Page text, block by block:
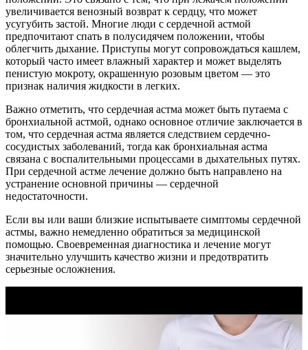
увеличивается венозный возврат к сердцу, что может
усугубить застой. Многие люди с сердечной астмой
предпочитают спать в полусидячем положении, чтобы
облегчить дыхание. Приступы могут сопровождаться кашлем,
который часто имеет влажный характер и может выделять
пенистую мокроту, окрашенную розовым цветом — это
признак наличия жидкости в легких.
Важно отметить, что сердечная астма может быть путаема с
бронхиальной астмой, однако основное отличие заключается в
том, что сердечная астма является следствием сердечно-
сосудистых заболеваний, тогда как бронхиальная астма
связана с воспалительными процессами в дыхательных путях.
При сердечной астме лечение должно быть направлено на
устранение основной причины — сердечной
недостаточности.
Если вы или ваши близкие испытываете симптомы сердечной
астмы, важно немедленно обратиться за медицинской
помощью. Своевременная диагностика и лечение могут
значительно улучшить качество жизни и предотвратить
серьезные осложнения.